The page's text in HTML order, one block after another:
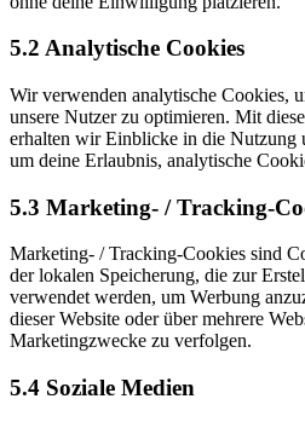
5.2 Analytische Cookies
Wir verwenden analytische Cookies,
unsere Nutzer zu optimieren. Mit
erhalten wir Einblicke in die Nutzung
um deine Erlaubnis, analytische
5.3 Marketing- / Tracking-
Marketing- / Tracking-Cookies sind
der lokalen Speicherung, die zur
verwendet werden, um Werbung
dieser Website oder über mehrere
Marketingzwecke zu verfolgen.
5.4 Soziale Medien